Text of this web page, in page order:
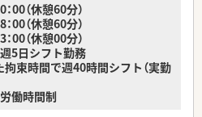
できます。
フルパッケージ（座学・OTC含めて最
ます！
い方、調剤薬局で働きたい方それぞれ
員・契約社員・アルバイトなど、ご希望
があります。
00（休憩60分）
（休憩60分）
（休憩00分）
5日シフト勤務
束時間で週40時間シフト（実勤
働時間制